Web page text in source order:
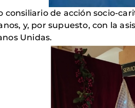
consiliario de acción socio-
y, por supuesto, con la
Unidas.